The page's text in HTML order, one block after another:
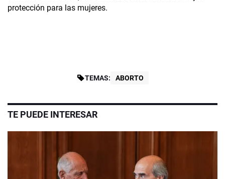
protección para las mujeres.
TEMAS: ABORTO
TE PUEDE INTERESAR